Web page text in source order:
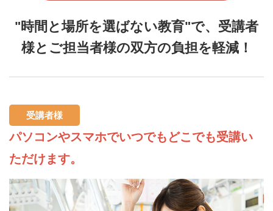
"時間と場所を選ばない教育"で、受講者
様とご担当者様の双方の負担を軽減！
受講者様
パソコンやスマホでいつでもどこでも受講い
ただけます。